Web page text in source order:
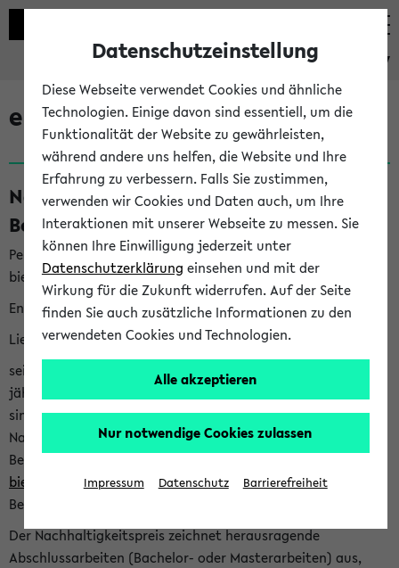
eKVV
eKVV News
Nachhaltigkeitspreis 2026:
Bewerbungsphase gestartet (06.08.26)
Per E-Mail eingestellt von nachhaltigkeitsbuero@uni-
bielefeld.de an den Verteiler 'Alle Studierenden':
English version below
Liebe Studierende,
seit 2023 verleiht das Rektorat der Universität Bielefeld
jährlich den Nachhaltigkeitspreis für Abschlussarbeiten. Sie
sind herzlich eingeladen sich mit Ihrer Abschlussarbeit beim
Nachhaltigkeitsbüro zu bewerben. Bitte nutzen Sie für Ihre
Bewerbung dieses Formular<https://formulare.uni-
bielefeld.de/frontend-server/form/provide/913/>. Die
Bewerbungsfrist endet am 30.09.2026.
Der Nachhaltigkeitspreis zeichnet herausragende
Abschlussarbeiten (Bachelor- oder Masterarbeiten) aus,
Datenschutzeinstellung
Diese Webseite verwendet Cookies und ähnliche
Technologien. Einige davon sind essentiell, um die
Funktionalität der Website zu gewährleisten,
während andere uns helfen, die Website und Ihre
Erfahrung zu verbessern. Falls Sie zustimmen,
verwenden wir Cookies und Daten auch, um Ihre
Interaktionen mit unserer Webseite zu messen. Sie
können Ihre Einwilligung jederzeit unter
Datenschutzerklärung einsehen und mit der
Wirkung für die Zukunft widerrufen. Auf der Seite
finden Sie auch zusätzliche Informationen zu den
verwendeten Cookies und Technologien.
Alle akzeptieren
Nur notwendige Cookies zulassen
Impressum Datenschutz Barrierefreiheit